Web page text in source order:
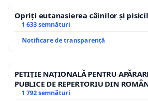
Opriți eutanasierea câinilor și
1 633 semnături
Notificare de transparență
PETIȚIE NAȚIONALĂ PENTRU
PUBLICE DE REPERTORIU DIN
1 792 semnături